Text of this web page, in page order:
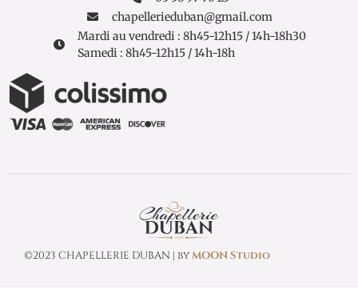
chapellerieduban@gmail.com
Mardi au vendredi : 8h45-12h15 / 14h-18h30
Samedi : 8h45-12h15 / 14h-18h
©2023 CHAPELLERIE DUBAN | byMOON Studio